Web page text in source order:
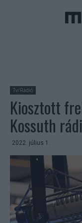
Tv/Rádió
Kiosztott
Kossuth
2022. július 1.